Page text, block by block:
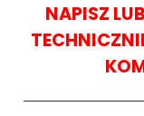
NAPISZ